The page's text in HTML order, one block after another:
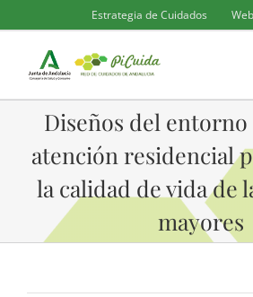
al
contenido
Estrategia de Cuidados
Diseños del entorno
atención residencial
la calidad de vida de
mayores